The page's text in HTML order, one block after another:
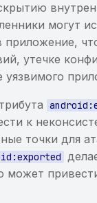
могут
приложение,
утечке
к
точки для